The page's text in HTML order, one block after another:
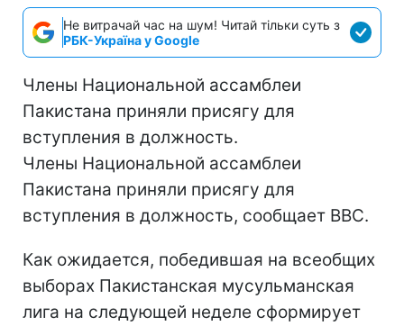
Не витрачай час на шум! Читай тільки суть з
РБК-Україна у Google
Члены Национальной ассамблеи
Пакистана приняли присягу для
вступления в должность.
Члены Национальной ассамблеи
Пакистана приняли присягу для
вступления в должность, сообщает ВВС.
Как ожидается, победившая на всеобщих
выборах Пакистанская мусульманская
лига на следующей неделе сформирует